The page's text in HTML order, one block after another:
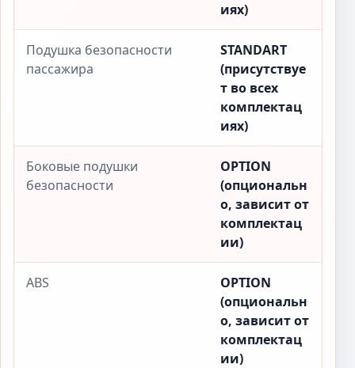
иях)
Подушка безопасности
пассажира
STANDART
(присутствуе
т во всех
комплектац
иях)
Боковые подушки
безопасности
OPTION
(опциональн
о, зависит от
комплектац
ии)
ABS
OPTION
(опциональн
о, зависит от
комплектац
ии)